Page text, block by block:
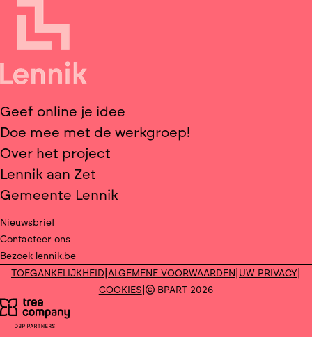
Geef online je idee
Doe mee met de werkgroep!
Over het project
Lennik aan Zet
Gemeente Lennik
Nieuwsbrief
Contacteer ons
Bezoek lennik.be
TOEGANKELIJKHEID ALGEMENE VOORWAARDEN UW PRIVACY
COOKIES BPART 2026